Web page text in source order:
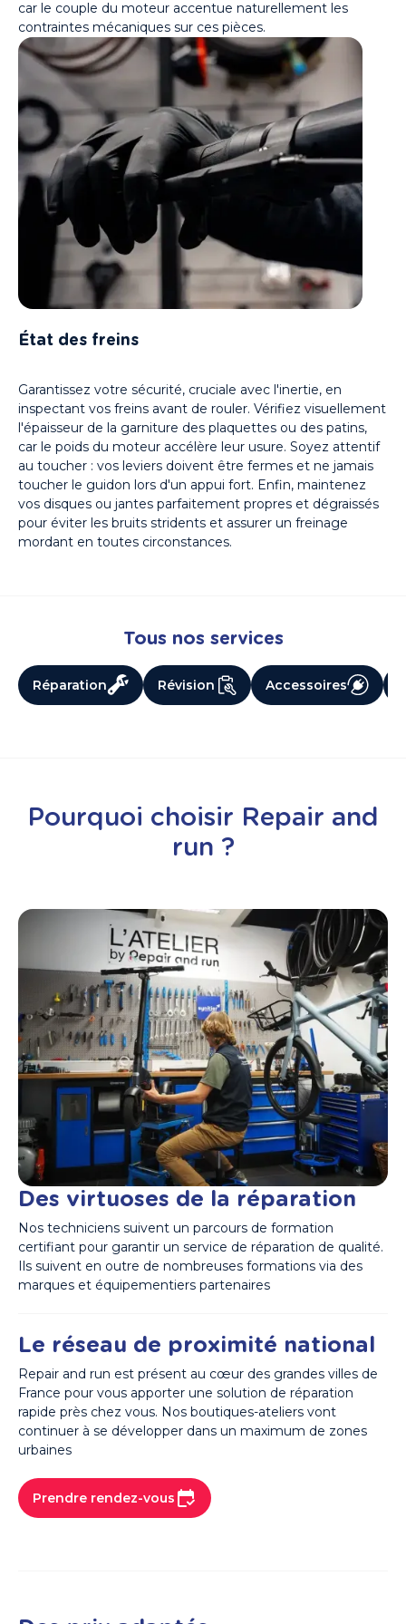
car le couple du moteur accentue naturellement les
contraintes mécaniques sur ces pièces.
État des freins
Garantissez votre sécurité, cruciale avec l'inertie, en
inspectant vos freins avant de rouler. Vérifiez visuellement
l'épaisseur de la garniture des plaquettes ou des patins,
car le poids du moteur accélère leur usure. Soyez attentif
au toucher : vos leviers doivent être fermes et ne jamais
toucher le guidon lors d'un appui fort. Enfin, maintenez
vos disques ou jantes parfaitement propres et dégraissés
pour éviter les bruits stridents et assurer un freinage
mordant en toutes circonstances.
Tous nos services
Réparation Révision Accessoires
Pourquoi choisir Repair and
run ?
Des virtuoses de la réparation
Nos techniciens suivent un parcours de formation
certifiant pour garantir un service de réparation de qualité.
Ils suivent en outre de nombreuses formations via des
marques et équipementiers partenaires
Le réseau de proximité national
Repair and run est présent au cœur des grandes villes de
France pour vous apporter une solution de réparation
rapide près chez vous. Nos boutiques-ateliers vont
continuer à se développer dans un maximum de zones
urbaines
Prendre rendez-vous